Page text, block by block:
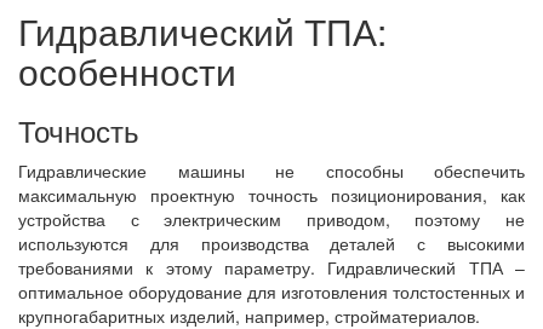
Гидравлический ТПА:
особенности
Точность
Гидравлические машины не способны обеспечить
максимальную проектную точность позиционирования, как
устройства с электрическим приводом, поэтому не
используются для производства деталей с высокими
требованиями к этому параметру. Гидравлический ТПА –
оптимальное оборудование для изготовления толстостенных и
крупногабаритных изделий, например, стройматериалов.